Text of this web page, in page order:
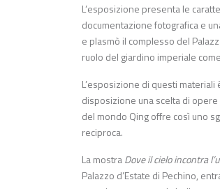
L’esposizione presenta le
documentazione fotografica e
e plasmò il complesso del
ruolo del giardino imperiale
L’esposizione di questi
disposizione una scelta di
del mondo Qing offre così uno
reciproca.
La mostraDove il cielo incontra
Palazzo d’Estate di Pechino,